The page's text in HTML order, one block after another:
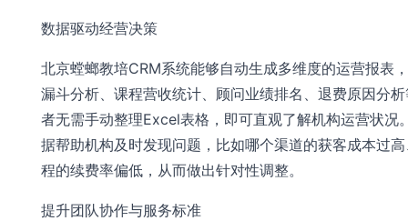
数据驱动经营决策
北京螳螂教培CRM系统能够自动生成多维度的运营报表
漏斗分析、课程营收统计、顾问业绩排名、退费原因分
者无需手动整理Excel表格，即可直观了解机构运营状况
据帮助机构及时发现问题，比如哪个渠道的获客成本过
程的续费率偏低，从而做出针对性调整。
提升团队协作与服务标准